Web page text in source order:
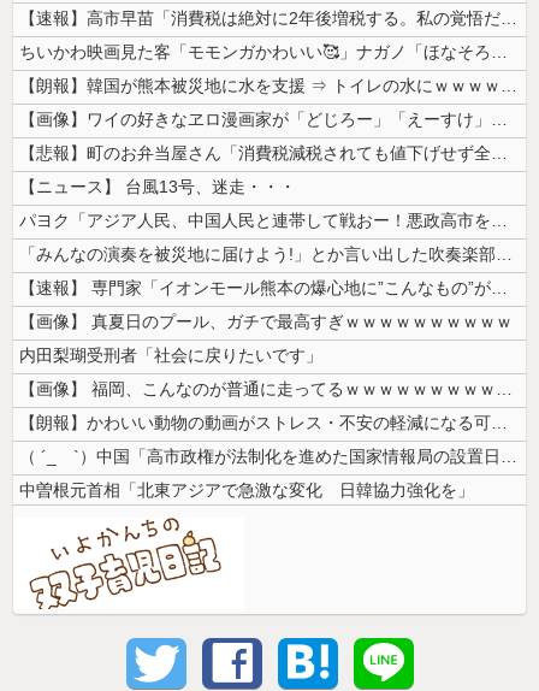
【速報】高市早苗「消費税は絶対に2年後増税する。私の覚悟だ。」
ちいかわ映画見た客「モモンガかわいい🥰」ナガノ「ほなそろそろモモンガ...
【朗報】韓国が熊本被災地に水を支援 ⇒ トイレの水にｗｗｗｗｗｗｗ
【画像】ワイの好きなヱロ漫画家が「どじろー」「えーすけ」「hamao」...
【悲報】町のお弁当屋さん「消費税減税されても値下げせず全て利益にする！...
【ニュース】 台風13号、迷走・・・
パヨク「アジア人民、中国人民と連帯して戦おー！悪政高市を打倒するぞー！...
「みんなの演奏を被災地に届けよう!」とか言い出した吹奏楽部の顧問、だが...
【速報】 専門家「イオンモール熊本の爆心地に”こんなもの”があったんだ...
【画像】 真夏日のプール、ガチで最高すぎｗｗｗｗｗｗｗｗｗｗ
内田梨瑚受刑者「社会に戻りたいです」
【画像】 福岡、こんなのが普通に走ってるｗｗｗｗｗｗｗｗｗｗｗｗｗｗｗ...
【朗報】かわいい動物の動画がストレス・不安の軽減になる可能性。英大学の...
（ ´_ゝ`）中国「高市政権が法制化を進めた国家情報局の設置日が7月3...
中曽根元首相「北東アジアで急激な変化 日韓協力強化を」